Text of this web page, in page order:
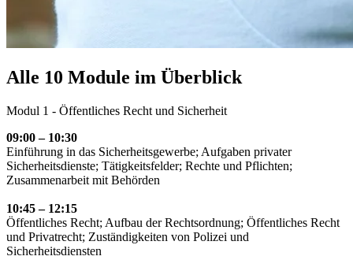
Alle 10 Module im Überblick
Modul 1 - Öffentliches Recht und Sicherheit
09:00 – 10:30
Einführung in das Sicherheitsgewerbe; Aufgaben privater
Sicherheitsdienste; Tätigkeitsfelder; Rechte und Pflichten;
Zusammenarbeit mit Behörden
10:45 – 12:15
Öffentliches Recht; Aufbau der Rechtsordnung; Öffentliches Recht
und Privatrecht; Zuständigkeiten von Polizei und
Sicherheitsdiensten